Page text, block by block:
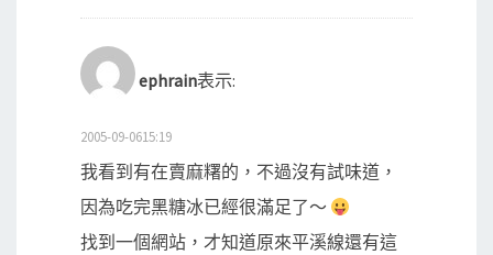
ephrain表示:
2005-09-0615:19
我看到有在賣麻糬的，不過沒有試味道，
因為吃完黑糖冰已經很滿足了～
找到一個網站，才知道原來平溪線還有這